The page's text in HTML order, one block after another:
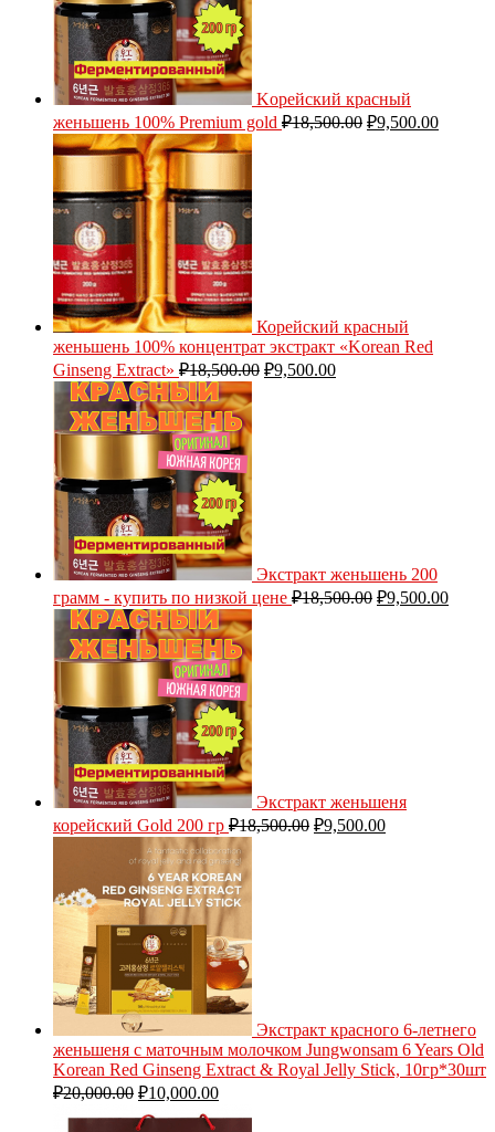
Kорейский красный
женьшень 100% Premium gold ₽18,500.00 ₽9,500.00
Корейский красный
женьшень 100% концентрат экстракт «Korean Red
Ginseng Extract» ₽18,500.00 ₽9,500.00
Экстракт женьшень 200
грамм - купить по низкой цене ₽18,500.00 ₽9,500.00
Экстракт женьшеня
корейский Gold 200 гр ₽18,500.00 ₽9,500.00
Экстракт красного 6-летнего
женьшеня с маточным молочком Jungwonsam 6 Years Old
Korean Red Ginseng Extract & Royal Jelly Stick, 10гр*30шт
₽20,000.00 ₽10,000.00